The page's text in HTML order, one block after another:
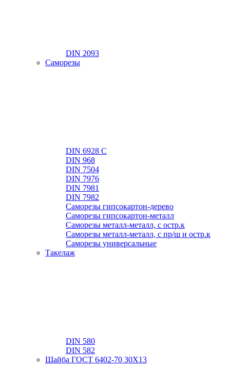
DIN 2093
Саморезы
DIN 6928 C
DIN 968
DIN 7504
DIN 7976
DIN 7981
DIN 7982
Саморезы гипсокартон-дерево
Саморезы гипсокартон-металл
Саморезы металл-металл, с остр.к
Саморезы металл-металл, с пр/ш и остр.к
Саморезы универсальные
Такелаж
DIN 580
DIN 582
Шайба ГОСТ 6402-70 30Х13